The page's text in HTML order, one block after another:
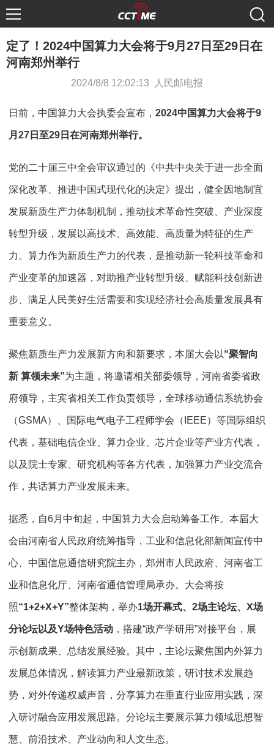
定了！2024中国算力大会将于9月27日至29日在
河南郑州举行
2024/8/8 12:02:13 人民邮电报
日前，中国算力大会执委会宣布， 2024中国算力大会将于9
月27日至29日在河南郑州举行。
党的二十届三中全会审议通过的《中共中央关于进一步全面
深化改革、推进中国式现代化的决定》提出，健全因地制宜
发展新质生产力体制机制，推动技术革命性突破、产业深度
转型升级，发展以高技术、高效能、高质量为特征的生产
力。算力作为新质生产力的代表，是推动新一轮科技革命和
产业变革的加速器，对助推产业转型升级、赋能科技创新进
步、满足人民美好生活需要和实现经济社会高质量发展具有
重要意义。
聚焦新质生产力发展新方向和新要求，本届大会以“聚智向
新 算领未来”为主题，将邀请相关部委领导，河南省委省政
府领导，主宾省相关工作负责领导，全球移动通信系统协会
（GSMA）、国际电气电子工程师学会（IEEE）等国际组织
代表，基础电信企业、算力企业、芯片企业等产业方代表，
以及院士专家、研究机构等各方代表，加强算力产业交流合
作，共话算力产业发展未来。
据悉，自6月中旬起，中国算力大会启动筹备工作。本届大
会由河南省人民政府统筹指导，工业和信息化部新闻宣传中
心、中国信息通信研究院主办，郑州市人民政府、河南省工
业和信息化厅、河南省通信管理局承办。大会将按
照“1+2+X+Y”整体架构，举办1场开幕式、2场主论坛、X场
分论坛以及Y场特色活动 ，搭建“政产学研用”对接平台，展
示创新成果、总结发展经验。其中，主论坛聚焦国内外算力
发展总体情况，解读算力产业最新政策，研讨技术发展趋
势，对外传递权威声音，分享算力在垂直行业应用实践，深
入研讨融合应用发展思路。分论坛主要展示算力领域思想智
慧、前沿技术、产业动向和人文生态。